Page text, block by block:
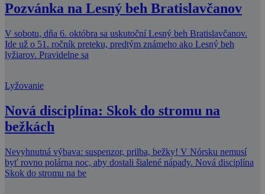
Pozvánka na Lesný beh Bratislavčanov
V sobotu, dňa 6. októbra sa uskutoční Lesný beh Bratislavčanov.
Ide už o 51. ročník preteku, predtým známeho ako Lesný beh
lyžiarov. Pravidelne sa
Lyžovanie
Nová disciplína: Skok do stromu na
bežkách
Nevyhnutná výbava: suspenzor, prilba, bežky! V Nórsku nemusí
byť rovno polárna noc, aby dostali šialené nápady. Nová disciplína
Skok do stromu na be